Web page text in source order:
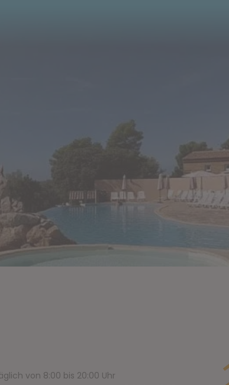
von 8:00 bis 20:00 Uhr